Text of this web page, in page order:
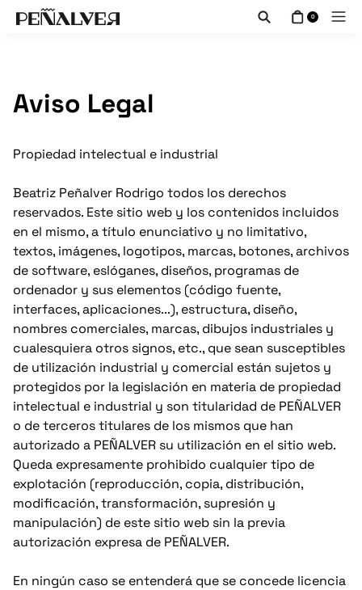
0
Aviso Legal
Propiedad intelectual e industrial
Beatriz Peñalver Rodrigo todos los derechos
reservados. Este sitio web y los contenidos incluidos
en el mismo, a título enunciativo y no limitativo,
textos, imágenes, logotipos, marcas, botones, archivos
de software, eslóganes, diseños, programas de
ordenador y sus elementos (código fuente,
interfaces, aplicaciones...), estructura, diseño,
nombres comerciales, marcas, dibujos industriales y
cualesquiera otros signos, etc., que sean susceptibles
de utilización industrial y comercial están sujetos y
protegidos por la legislación en materia de propiedad
intelectual e industrial y son titularidad de PEÑALVER
o de terceros titulares de los mismos que han
autorizado a PEÑALVER su utilización en el sitio web.
Queda expresamente prohibido cualquier tipo de
explotación (reproducción, copia, distribución,
modificación, transformación, supresión y
manipulación) de este sitio web sin la previa
autorización expresa de PEÑALVER.
En ningún caso se entenderá que se concede licencia